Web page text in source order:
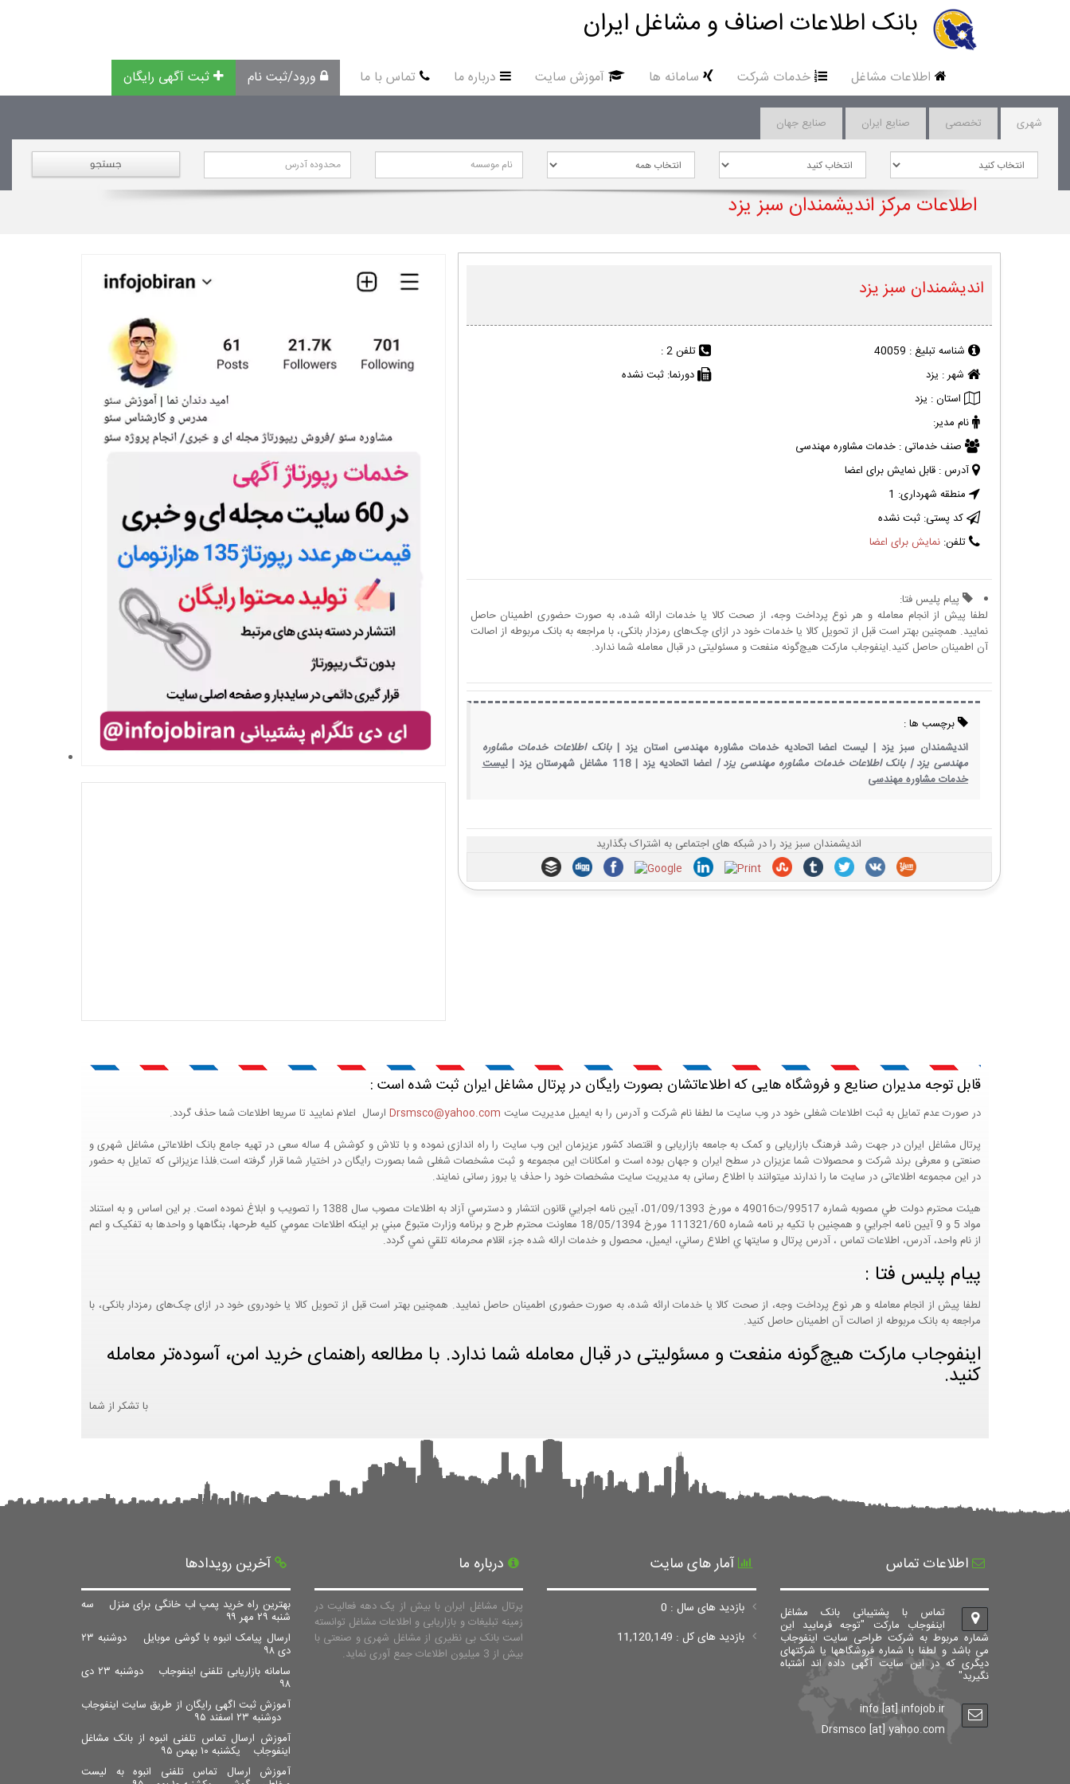
بانک اطلاعات اصناف و مشاغل ایران
اطلاعات مشاغل خدمات شرکت سامانه ها آموزش سایت درباره ما تماس با ما ورود/ثبت نام ثبت آگهی رایگان
شهری تخصصی صنایع ایران صنایع جهان
جستجو
اطلاعات مرکز اندیشمندان سبز یزد
اندیشمندان سبز یزد
شناسه تبلیغ : 40059
شهر : یزد
استان : یزد
نام مدیر:
صنف خدماتی : خدمات مشاوره مهندسی
آدرس : قابل نمایش برای اعضا
منطقه شهرداری: 1
کد پستی: ثبت نشده
تلفن: نمایش برای اعضا
تلفن 2 :
دورنما: ثبت نشده
پیام پلیس فتا:
لطفا پیش از انجام معامله و هر نوع پرداخت وجه، از صحت کالا یا خدمات ارائه شده، به صورت حضوری اطمینان حاصل
نمایید. همچنین بهتر است قبل از تحویل کالا یا خدمات خود در ازای چک‌های رمزدار بانکی، با مراجعه به بانک مربوطه از اصالت
آن اطمینان حاصل کنید.اینفوجاب مارکت هیچ‌گونه منفعت و مسئولیتی در قبال معامله شما ندارد.
برچسب ها :
اندیشمندان سبز یزد | لیست اعضا اتحادیه خدمات مشاوره مهندسی استان یزد | بانک اطلاعات خدمات مشاوره
مهندسی یزد | بانک اطلاعات خدمات مشاوره مهندسی یزد | اعضا اتحادیه یزد | 118 مشاغل شهرستان یزد |
لیست
خدمات مشاوره مهندسی
اندیشمندان سبز یزد را در شبکه های اجتماعی به اشتراک بگذارید
قابل توجه مدیران صنایع و فروشگاه هایی که اطلاعاتشان بصورت رایگان در پرتال مشاغل ایران ثبت شده است :
در صورت عدم تمایل به ثبت اطلاعات شغلی خود در وب سایت ما لطفا نام شرکت و آدرس را به ایمیل مدیریت سایت Drsmsco@yahoo.com ارسال اعلام نمایید تا سریعا اطلاعات شما حذف گردد.
پرتال مشاغل ایران در جهت رشد فرهنگ بازاریابی و کمک به جامعه بازاریابی و اقتصاد کشور عزیزمان این وب سایت را راه اندازی نموده و با تلاش و کوشش 4 ساله سعی در تهیه جامع بانک اطلاعاتی مشاغل شهری و
صنعتی و معرفی برند شرکت و محصولات شما عزیزان در سطح ایران و جهان بوده است و امکانات این مجموعه و ثبت مشخصات شغلی شما بصورت رایگان در اختیار شما قرار گرفته است.فلذا عزیزانی که تمایل به حضور
در این مجموعه اطلاعاتی در سایت ما را ندارند میتوانند با اطلاع رسانی به مدیریت سایت مشخصات خود را حذف یا بروز رسانی نمایند.
هيئت محترم دولت طي مصوبه شماره 99517/ت49016 ه مورخ 01/09/1393، آيين نامه اجرايي قانون انتشار و دسترسي آزاد به اطلاعات مصوب سال 1388 را تصويب و ابلاغ نموده است. بر اين اساس و به استناد
مواد 5 و 9 آيين نامه اجرايي و همچنين با تکيه بر نامه شماره 111321/60 مورخ 18/05/1394 معاونت محترم طرح و برنامه وزارت متبوع مبني بر اينکه اطلاعات عمومي کليه طرحها، بنگاهها و واحدها به تفکيک و اعم
از نام واحد، آدرس، اطلاعات تماس ، آدرس پرتال و سايتها ي اطلاع رساني، ايميل، محصول و خدمات ارائه شده جزء اقلام محرمانه تلقي نمي گردد.
پیام پلیس فتا :
لطفا پیش از انجام معامله و هر نوع پرداخت وجه، از صحت کالا یا خدمات ارائه شده، به صورت حضوری اطمینان حاصل نمایید. همچنین بهتر است قبل از تحویل کالا یا خودروی خود در ازای چک‌های رمزدار بانکی، با
مراجعه به بانک مربوطه از اصالت آن اطمینان حاصل کنید.
اینفوجاب مارکت هیچ‌گونه منفعت و مسئولیتی در قبال معامله شما ندارد. با مطالعه راهنمای خرید امن، آسوده‌تر معامله
کنید.
با تشکر از شما
اطلاعات تماس
تماس با پشتیبانی بانک مشاغل
اینفوجاب مارکت "توجه فرمایید این
شماره مربوط به شرکت طراحی سایت اینفوجاب
می باشد و لطفا با شماره فروشگاهها یا شرکتهای
دیگری که در این سایت آگهی داده اند اشتباه
نگیرید"
info [at] infojob.ir
Drsmsco [at] yahoo.com
آمار های سایت
بازدید های سال : 0
بازدید های کل : 11,120,149
درباره ما
پرتال مشاغل ایران با بیش از یک دهه فعالیت در
زمینه تبلیغات و بازاریابی و اطلاعات مشاغل توانسته
است بانک بی نظیری از مشاغل شهری و صنعتی با
بیش از 3 میلیون اطلاعات جمع آوری نماید.
آخرین رویدادها
بهترین راه خرید پمپ اب خانگی برای منزل سه
شنبه ۲۹ مهر ۹۹
ارسال پیامک انبوه با گوشی موبایل
دوشنبه ۲۳
دی ۹۸
سامانه بازاریابی تلفنی اینفوجاب
دوشنبه ۲۳ دی
۹۸
آموزش ثبت اگهی رایگان از طریق سایت اینفوجاب
دوشنبه ۲۳ اسفند ۹۵
آموزش ارسال تماس تلفنی انبوه از بانک مشاغل
اینفوجاب یکشنبه ۱۰ بهمن ۹۵
آموزش ارسال تماس تلفنی انبوه به لیست